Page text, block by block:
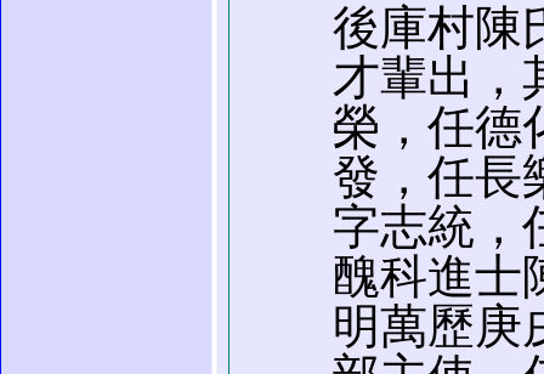
後庫村陳
才輩出，
榮，任德
發，任長
字志統，
醜科進士
明萬歷庚